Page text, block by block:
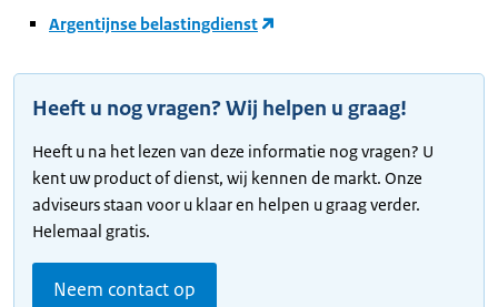
Argentijnse belastingdienst
Heeft u nog vragen? Wij helpen u graag!
Heeft u na het lezen van deze informatie nog vragen? U
kent uw product of dienst, wij kennen de markt. Onze
adviseurs staan voor u klaar en helpen u graag verder.
Helemaal gratis.
Neem contact op